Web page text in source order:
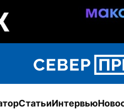
СтатьиИнтервью